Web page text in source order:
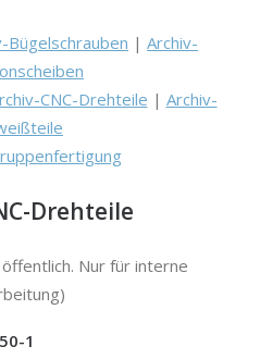
Bügelschrauben | Archiv-
CNC-Drehteile | Archiv-
Drehteile
Nur für interne
50-1